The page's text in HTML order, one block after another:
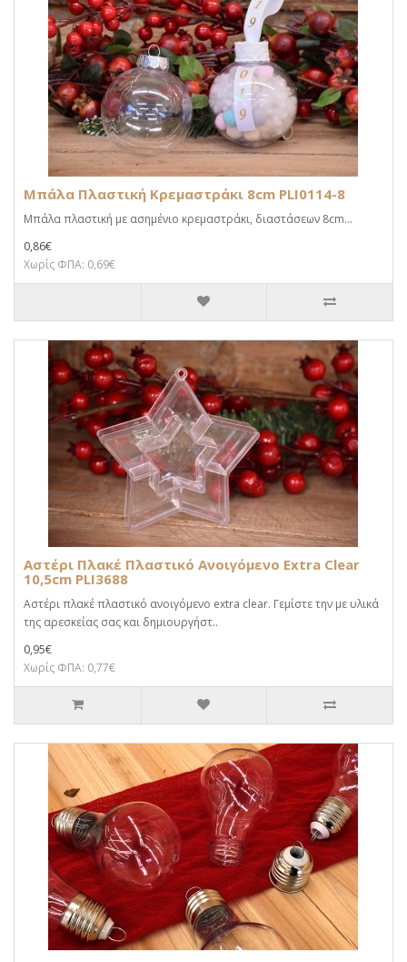
Μπάλα Πλαστική Κρεμαστράκι 8cm PLI0114-8
Μπάλα πλαστική με ασημένιο κρεμαστράκι, διαστάσεων 8cm...
0,86€
Χωρίς ΦΠΑ: 0,69€
Αστέρι Πλακέ Πλαστικό Ανοιγόμενο Extra Clear
10,5cm PLI3688
Αστέρι πλακέ πλαστικό ανοιγόμενο extra clear. Γεμίστε την με υλικά
της αρεσκείας σας και δημιουργήστ..
0,95€
Χωρίς ΦΠΑ: 0,77€